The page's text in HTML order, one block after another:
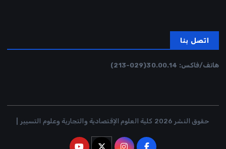
اتصل بنا
هاتف/فاكس: 30.00.14
(029-213)
حقوق النشر 2026 كلية العلوم الإقتصادية والتجارية وعلوم التسيير |